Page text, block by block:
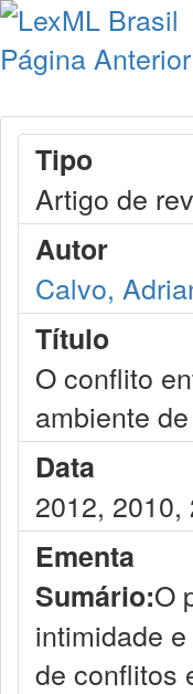
Página Anterior
Tipo
Artigo de
Autor
Calvo,
Título
O conflito
ambiente
Data
2012, 2010,
Ementa
Sumário:O
intimidade
de conflitos